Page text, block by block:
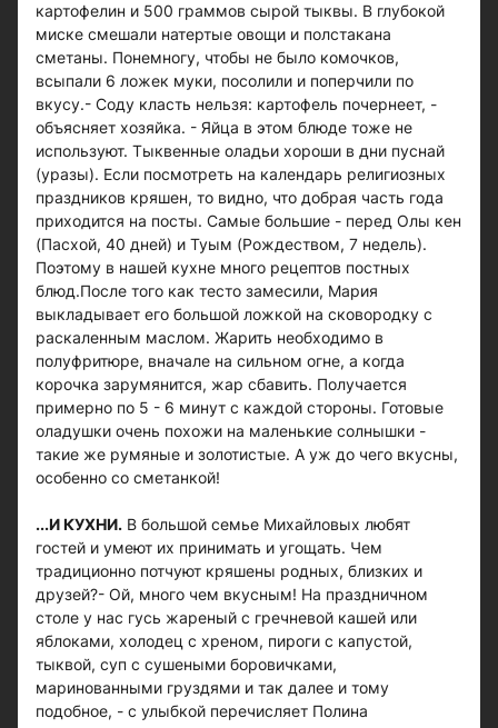
картофелин и 500 граммов сырой тыквы. В глубокой
миске смешали натертые овощи и полстакана
сметаны. Понемногу, чтобы не было комочков,
всыпали 6 ложек муки, посолили и поперчили по
вкусу.- Соду класть нельзя: картофель почернеет, -
объясняет хозяйка. - Яйца в этом блюде тоже не
используют. Тыквенные оладьи хороши в дни пуснай
(уразы). Если посмотреть на календарь религиозных
праздников кряшен, то видно, что добрая часть года
приходится на посты. Самые большие - перед Олы кен
(Пасхой, 40 дней) и Туым (Рождеством, 7 недель).
Поэтому в нашей кухне много рецептов постных
блюд.После того как тесто замесили, Мария
выкладывает его большой ложкой на сковородку с
раскаленным маслом. Жарить необходимо в
полуфритюре, вначале на сильном огне, а когда
корочка зарумянится, жар сбавить. Получается
примерно по 5 - 6 минут с каждой стороны. Готовые
оладушки очень похожи на маленькие солнышки -
такие же румяные и золотистые. А уж до чего вкусны,
особенно со сметанкой!
...И КУХНИ. В большой семье Михайловых любят
гостей и умеют их принимать и угощать. Чем
традиционно потчуют кряшены родных, близких и
друзей?- Ой, много чем вкусным! На праздничном
столе у нас гусь жареный с гречневой кашей или
яблоками, холодец с хреном, пироги с капустой,
тыквой, суп с сушеными боровичками,
маринованными груздями и так далее и тому
подобное, - с улыбкой перечисляет Полина